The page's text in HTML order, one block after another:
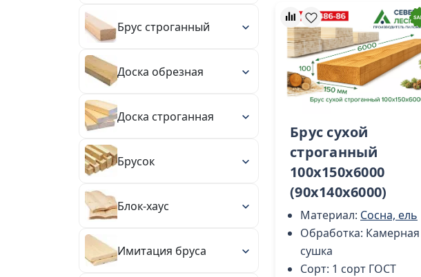
Брус строганный
Доска обрезная
Доска строганная
Брусок
Блок-хаус
Имитация бруса
Брус сухой
строганный
100х150х6000
(90х140х6000)
Материал: Сосна, ель
Обработка: Камерная
сушка
Сорт: 1 сорт ГОСТ